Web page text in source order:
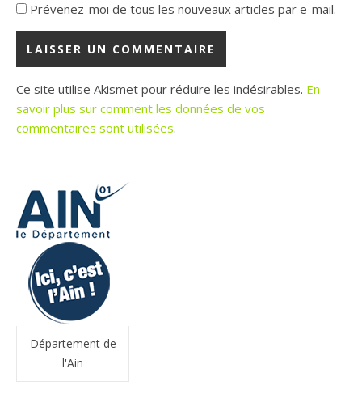
Prévenez-moi de tous les nouveaux articles par e-mail.
Ce site utilise Akismet pour réduire les indésirables. En
savoir plus sur comment les données de vos
commentaires sont utilisées.
Département de
l'Ain